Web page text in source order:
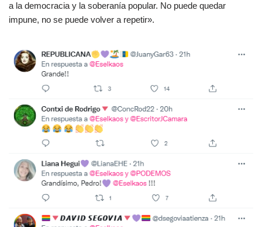
a la democracia y la soberanía popular. No puede quedar
impune, no se puede volver a repetir».